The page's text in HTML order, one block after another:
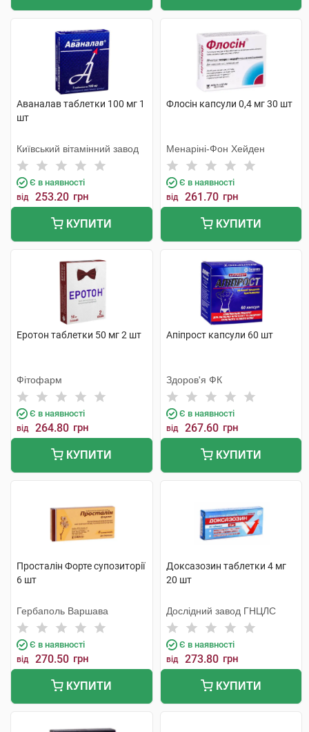
Аваналав таблетки 100 мг 1
шт
Київський вітамінний завод
Є в наявності
від 253.20 грн
КУПИТИ
Флосін капсули 0,4 мг 30 шт
Менаріні-Фон Хейден
Є в наявності
від 261.70 грн
КУПИТИ
Еротон таблетки 50 мг 2 шт
Фітофарм
Є в наявності
від 264.80 грн
КУПИТИ
Апіпрост капсули 60 шт
Здоров'я ФК
Є в наявності
від 267.60 грн
КУПИТИ
Просталін Форте супозиторії
6 шт
Гербаполь Варшава
Є в наявності
від 270.50 грн
КУПИТИ
Доксазозин таблетки 4 мг
20 шт
Дослідний завод ГНЦЛС
Є в наявності
від 273.80 грн
КУПИТИ